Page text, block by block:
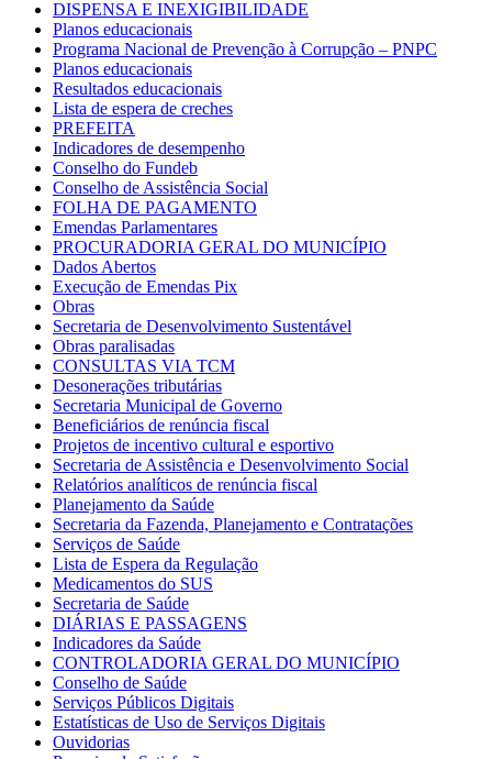
DISPENSA E INEXIGIBILIDADE
Planos educacionais
Programa Nacional de Prevenção à Corrupção – PNPC
Planos educacionais
Resultados educacionais
Lista de espera de creches
PREFEITA
Indicadores de desempenho
Conselho do Fundeb
Conselho de Assistência Social
FOLHA DE PAGAMENTO
Emendas Parlamentares
PROCURADORIA GERAL DO MUNICÍPIO
Dados Abertos
Execução de Emendas Pix
Obras
Secretaria de Desenvolvimento Sustentável
Obras paralisadas
CONSULTAS VIA TCM
Desonerações tributárias
Secretaria Municipal de Governo
Beneficiários de renúncia fiscal
Projetos de incentivo cultural e esportivo
Secretaria de Assistência e Desenvolvimento Social
Relatórios analíticos de renúncia fiscal
Planejamento da Saúde
Secretaria da Fazenda, Planejamento e Contratações
Serviços de Saúde
Lista de Espera da Regulação
Medicamentos do SUS
Secretaria de Saúde
DIÁRIAS E PASSAGENS
Indicadores da Saúde
CONTROLADORIA GERAL DO MUNICÍPIO
Conselho de Saúde
Serviços Públicos Digitais
Estatísticas de Uso de Serviços Digitais
Ouvidorias